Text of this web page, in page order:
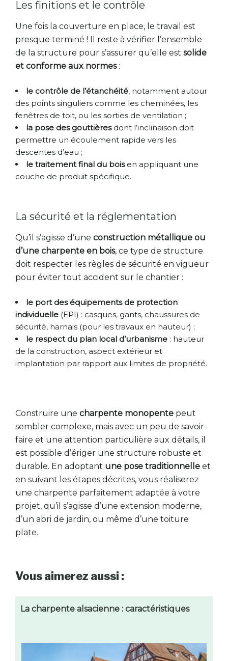
Les finitions et le contrôle
Une fois la couverture en place, le travail est
presque terminé ! Il reste à vérifier l’ensemble
de la structure pour s’assurer qu’elle est solide
et conforme aux normes:
le contrôle de l’étanchéité, notamment autour
des points singuliers comme les cheminées, les
fenêtres de toit, ou les sorties de ventilation ;
la pose des gouttièresdont l’inclinaison doit
permettre un écoulement rapide vers les
descentes d’eau ;
le traitement final du boisen appliquant une
couche de produit spécifique.
La sécurité et la réglementation
Qu’il s’agisse d’une construction métallique ou
d’une charpente en bois, ce type de structure
doit respecter les règles de sécurité en vigueur
pour éviter tout accident sur le chantier :
le port des équipements de protection
individuelle (EPI) : casques, gants, chaussures de
sécurité, harnais (pour les travaux en hauteur) ;
le respect du plan local d’urbanisme : hauteur
de la construction, aspect extérieur et
implantation par rapport aux limites de propriété.
Construire une charpente monopente peut
sembler complexe, mais avec un peu de savoir-
faire et une attention particulière aux détails, il
est possible d’ériger une structure robuste et
durable. En adoptant une pose traditionnelle et
en suivant les étapes décrites, vous réaliserez
une charpente parfaitement adaptée à votre
projet, qu’il s’agisse d’une extension moderne,
d’un abri de jardin, ou même d’une toiture
plate.
Vous aimerez aussi :
La charpente alsacienne : caractéristiques